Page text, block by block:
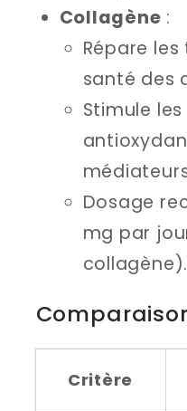
Collagène :
Répare
santé des
Stimule
Dosage
mg par
collagène).
Critère